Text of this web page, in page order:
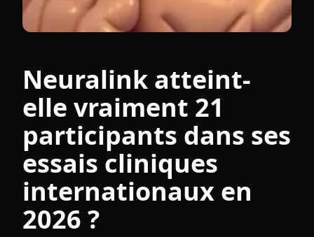
Neuralink atteint-
elle vraiment 21
participants dans ses
essais cliniques
internationaux en
2026 ?